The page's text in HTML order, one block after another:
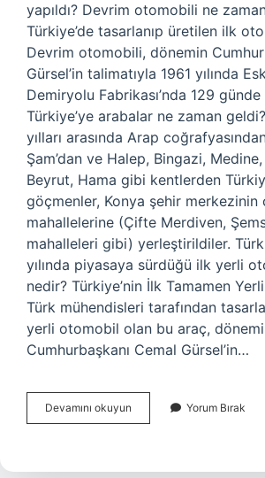
yapıldı? Devrim otomobili ne zaman
Türkiye’de tasarlanıp üretilen ilk
Devrim otomobili, dönemin
Gürsel’in talimatıyla 1961 yılında
Demiryolu Fabrikası’nda 129
Türkiye’ye arabalar ne zaman
yılları arasında Arap
Şam’dan ve Halep, Bingazi,
Beyrut, Hama gibi kentlerden
göçmenler, Konya şehir merkezinin
mahallelerine (Çifte Merdiven,
mahalleleri gibi) yerleştirildiler.
yılında piyasaya sürdüğü ilk yerli
nedir? Türkiye’nin İlk Tamamen
Türk mühendisleri tarafından
yerli otomobil olan bu araç,
Cumhurbaşkanı Cemal Gürsel’in…
Devamını okuyun Türkiyede
Ilk
Zaman
Yorum Bırak